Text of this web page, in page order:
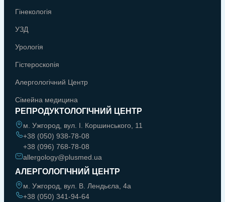
Гінекологія
УЗД
Урологія
Гістероскопія
Алергологічний Центр
Сімейна медицина
РЕПРОДУКТОЛОГІЧНИЙ ЦЕНТР
м. Ужгород, вул. І. Коршинського, 11
+38 (050) 938-78-08
+38 (096) 768-78-08
allergology@plusmed.ua
АЛЕРГОЛОГІЧНИЙ ЦЕНТР
м. Ужгород, вул. В. Лендьєла, 4а
+38 (050) 341-94-64